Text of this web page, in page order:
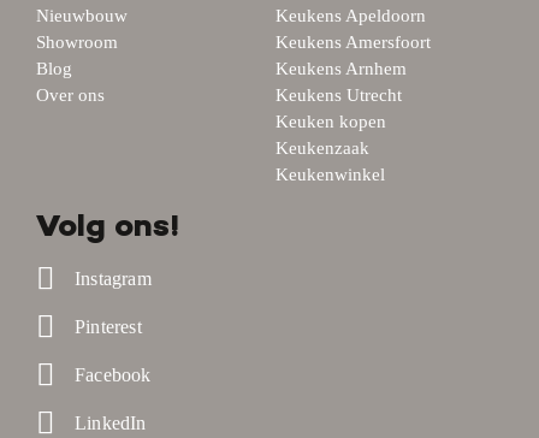
Nieuwbouw
Showroom
Blog
Over ons
Keukens Apeldoorn
Keukens Amersfoort
Keukens Arnhem
Keukens Utrecht
Keuken kopen
Keukenzaak
Keukenwinkel
Volg ons!
Instagram
Pinterest
Facebook
LinkedIn